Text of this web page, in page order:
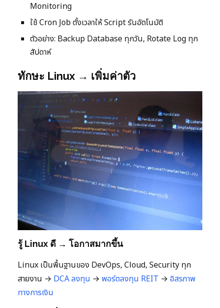
Monitoring
ใช้ Cron Job ตั้งเวลาให้ Script รันอัตโนมัติ
ตัวอย่าง: Backup Database ทุกวัน, Rotate Log ทุก
สัปดาห์
ทักษะ Linux → เพิ่มค่าตัว
รู้ Linux ดี → โอกาสมากขึ้น
Linux เป็นพื้นฐานของ DevOps, Cloud, Security ทุก
สายงาน → DCA ลงทุน → พอร์ตลงทุน REIT → อิสรภาพ
ทางการเงิน